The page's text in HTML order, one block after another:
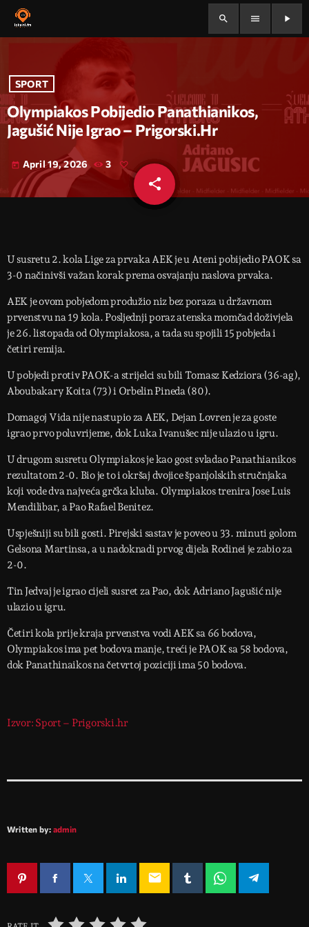
search menu play_arrow
SPORT
Olympiakos Pobijedio Panathianikos,
Jagušić Nije Igrao – Prigorski.hr
today April 19, 2026 3
share
email
U susretu 2. kola Lige za prvaka AEK je u Ateni pobijedio PAOK sa
3-0 načinivši važan korak prema osvajanju naslova prvaka.
AEK je ovom pobjedom produžio niz bez poraza u državnom
prvenstvu na 19 kola. Posljednji poraz atenska momčad doživjela
je 26. listopada od Olympiakosa, a tada su spojili 15 pobjeda i
četiri remija.
U pobjedi protiv PAOK-a strijelci su bili Tomasz Kedziora (36-ag),
Aboubakary Koita (73) i Orbelin Pineda (80).
Domagoj Vida nije nastupio za AEK, Dejan Lovren je za goste
igrao prvo poluvrijeme, dok Luka Ivanušec nije ulazio u igru.
U drugom susretu Olympiakos je kao gost svladao Panathianikos
rezultatom 2-0. Bio je to i okršaj dvojice španjolskih stručnjaka
koji vode dva najveća grčka kluba. Olympiakos trenira Jose Luis
Mendilibar, a Pao Rafael Benitez.
Uspješniji su bili gosti. Pirejski sastav je poveo u 33. minuti golom
Gelsona Martinsa, a u nadoknadi prvog dijela Rodinei je zabio za
2-0.
Tin Jedvaj je igrao cijeli susret za Pao, dok Adriano Jagušić nije
ulazio u igru.
Četiri kola prije kraja prvenstva vodi AEK sa 66 bodova,
Olympiakos ima pet bodova manje, treći je PAOK sa 58 bodova,
dok Panathinaikos na četvrtoj poziciji ima 50 bodova.
Izvor: Sport – Prigorski.hr
Written by: admin
email